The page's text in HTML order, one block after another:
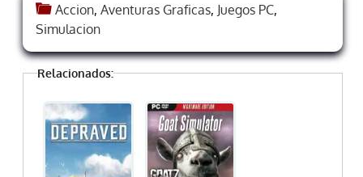
Accion, Aventuras Graficas, Juegos PC,
Simulacion
Relacionados: